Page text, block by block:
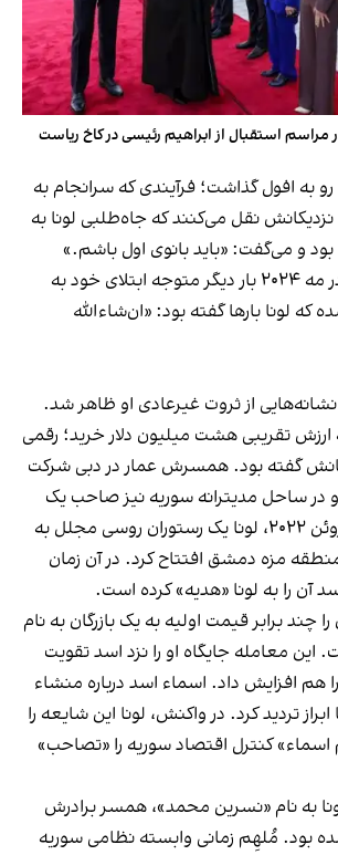
مراسم استقبال از ابراهیم رئیسی در کاخ ریاست
رو به افول گذاشت؛ فرآیندی که سرانجام به
نقل می‌کنند که جاه‌طلبی لونا به
و می‌گفت: «باید بانوی اول باشم.»
هنگامی که اسماء در مه ۲۰۲۴ بار دیگر متوجه ابتلای خود به
لونا بارها گفته بود: «ان‌شاءالله
از ثروت غیرعادی او ظاهر شد.
ارزش تقریبی هشت میلیون دلار خرید؛ رقمی
گفته بود. همسرش عمار در دبی شرکت
در ساحل مدیترانه سوریه نیز صاحب یک
پمپ‌بنزین بود. در ژوئن ۲۰۲۲، لونا یک رستوران روسی مجلل به
مزه دمشق افتتاح کرد. در آن زمان
آن را به لونا «هدیه» کرده است.
چند برابر قیمت اولیه به یک بازرگان به نام
معامله جایگاه او را نزد اسد تقویت
را هم افزایش داد. اسماء اسد درباره منشاء
تردید کرد. در واکنش، لونا این شایعه را
کنترل اقتصاد سوریه را «تصاحب»
به نام «نسرین محمد»، همسر برادرش
بود. مُلهِم زمانی وابسته نظامی سوریه